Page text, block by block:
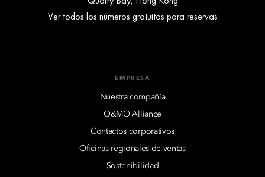
Ver todos los números gratuitos para reservas
EMPRESA
Nuestra compañía
O&MO Alliance
Contactos corporativos
Oficinas regionales de ventas
Sostenibilidad